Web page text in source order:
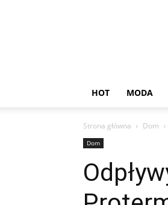
HOT MODA
Strona główna Dom
Dom